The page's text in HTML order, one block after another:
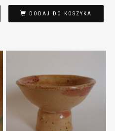
DODAJ DO KOSZYKA